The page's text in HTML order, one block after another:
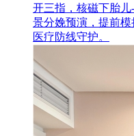
开三指，核磁下胎
景分娩预演，提前
医疗防线守护。